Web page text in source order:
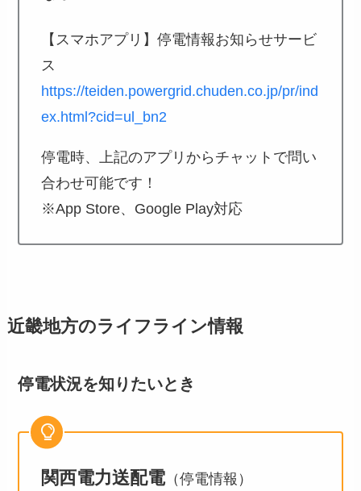
【スマホアプリ】停電情報お知らせサービ
ス
https://teiden.powergrid.chuden.co.jp/pr/ind
ex.html?cid=ul_bn2
停電時、上記のアプリからチャットで問い
合わせ可能です！
※App Store、Google Play対応
近畿地方のライフライン情報
停電状況を知りたいとき
関西電力送配電（停電情報）